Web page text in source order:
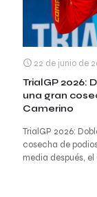
22 de junio de
TrialGP 2026:
una gran
Camerino
TrialGP 2026:
cosecha de
media después,